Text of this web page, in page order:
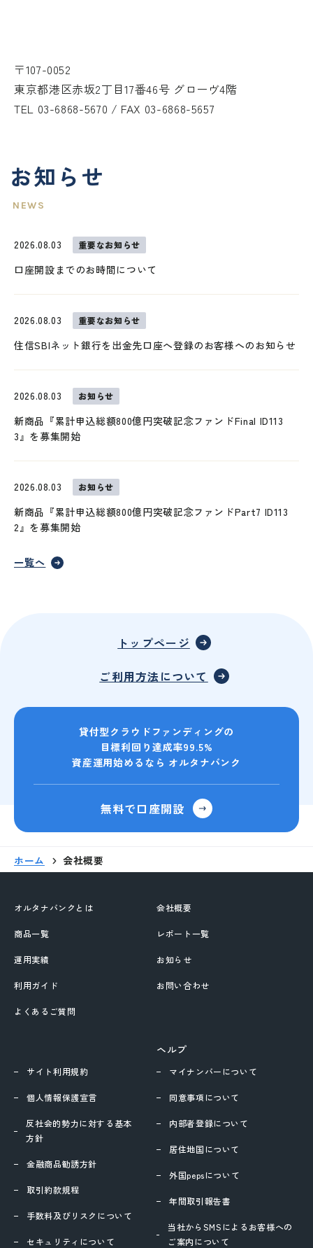
〒107-0052
東京都港区赤坂2丁目17番46号 グローヴ4階
TEL 03-6868-5670 / FAX 03-6868-5657
お知らせ
2026.08.03 重要なお知らせ
口座開設までのお時間について
2026.08.03 重要なお知らせ
住信SBIネット銀行を出金先口座へ登録のお客様へのお知らせ
2026.08.03 お知らせ
新商品『累計申込総額800億円突破記念ファンドFinal ID113
3』を募集開始
2026.08.03 お知らせ
新商品『累計申込総額800億円突破記念ファンドPart7 ID113
2』を募集開始
一覧へ
トップページ
ご利用方法について
貸付型クラウドファンディングの
目標利回り達成率99.5%
資産運用始めるなら オルタナバンク
無料で口座開設
ホーム 会社概要
オルタナバンクとは
商品一覧
運用実績
利用ガイド
よくあるご質問
会社概要
レポート一覧
お知らせ
お問い合わせ
ヘルプ
マイナンバーについて
同意事項について
内部者登録について
居住地国について
外国pepsについて
年間取引報告書
当社からSMSによるお客様への
ご案内について
サイト利用規約
個人情報保護宣言
反社会的勢力に対する基本
方針
金融商品勧誘方針
取引約款規程
手数料及びリスクについて
セキュリティについて
外部サイトへリンクします。
これより先は、SAMURAI証券のウェ
ブサイトではありません
移動する